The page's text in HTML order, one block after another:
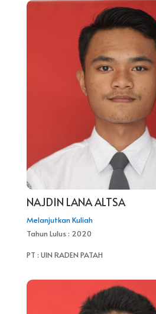
NAJDIN LANA ALTSA
Melanjutkan Kuliah
Tahun Lulus : 2020
PT : UIN RADEN PATAH